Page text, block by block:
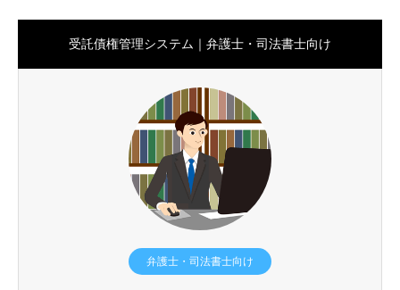
受託債権管理システム｜弁護士・司法書士向け
弁護士・司法書士向け